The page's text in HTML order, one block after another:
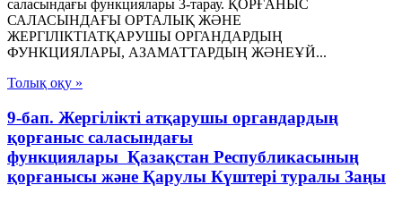
саласындағы функциялары 3-тарау. ҚОРҒАНЫС
САЛАСЫНДАҒЫ ОРТАЛЫҚ ЖӘНЕ
ЖЕРГІЛIКТІАТҚАРУШЫ ОРГАНДАРДЫҢ
ФУНКЦИЯЛАРЫ, АЗАМАТТАРДЫҢ ЖӘНЕҰЙ...
Толық оқу »
9-бап. Жергіліктi атқарушы органдардың
қорғаныс саласындағы
функциялары Қазақстан Республикасының
қорғанысы және Қарулы Күштері туралы Заңы